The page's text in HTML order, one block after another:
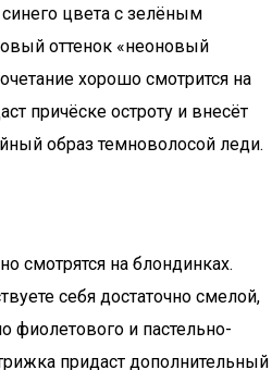
цвета с зелёным
оттенок «неоновый
хорошо смотрится на
причёске остроту и внесёт
образ темноволосой леди.
смотрятся на блондинках.
себя достаточно смелой,
фиолетового и пастельно-
придаст дополнительный